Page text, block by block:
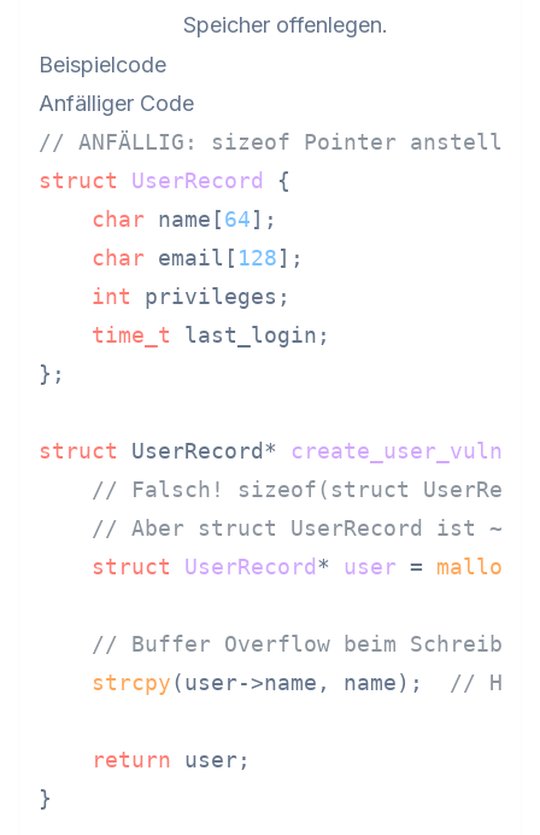
Speicher offenlegen.
Beispielcode
Anfälliger Code
// ANFÄLLIG: sizeof Pointer anstelle
struct
UserRecord
{
char name[64];
char email[ 128];
int privileges;
time_t last_login;
};
struct UserRecord*
// Falsch! sizeof(struct
// Aber struct UserRecord ist
struct
UserRecord* user = malloc
// Buffer Overflow beim
strcpy(user->name, name); //
return user;
}